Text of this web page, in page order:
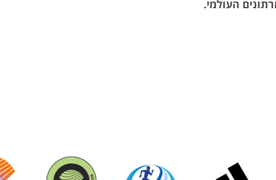
העולמי.